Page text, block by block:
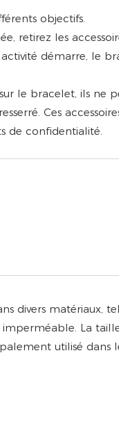
objectifs.
retirez les
démarre, le
le bracelet, ils ne
Ces
de confidentialité.
divers matériaux,
imperméable. La
utilisé dans